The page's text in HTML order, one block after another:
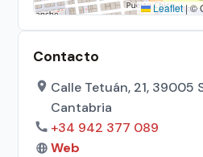
Leaflet|©
Contacto
Calle Tetuán, 21, 39005
Cantabria
+34 942 377 089
Web